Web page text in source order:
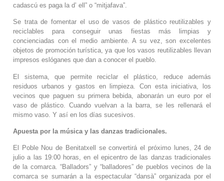
cadascú es paga la d’ ell” o “mitjafava”.
Se trata de fomentar el uso de vasos de plástico reutilizables y
reciclables para conseguir unas fiestas más limpias y
concienciadas con el medio ambiente. A su vez, son excelentes
objetos de promoción turística, ya que los vasos reutilizables llevan
impresos eslóganes que dan a conocer el pueblo.
El sistema, que permite reciclar el plástico, reduce además
residuos urbanos y gastos en limpieza. Con esta iniciativa, los
vecinos que paguen su primera bebida, abonarán un euro por el
vaso de plástico. Cuando vuelvan a la barra, se les rellenará el
mismo vaso. Y así en los días sucesivos.
Apuesta por la música y las danzas tradicionales.
El Poble Nou de Benitatxell se convertirá el próximo lunes, 24 de
julio a las 19:00 horas, en el epicentro de las danzas tradicionales
de la comarca. “Balladors” y “balladores” de pueblos vecinos de la
comarca se sumarán a la espectacular “dansà” organizada por el